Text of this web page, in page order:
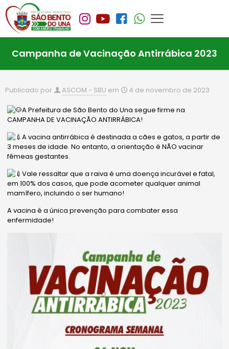
Campanha de Vacinação Antirrábica 2023
Publicado por ASCOM - SBU em 4 de novembro de 2023
A Prefeitura de São Bento do Una segue firme na
CAMPANHA DE VACINAÇÃO ANTIRRÁBICA!
A vacina antirrábica é destinada a cães e gatos, a partir de
3 meses de idade. No entanto, a orientação é NÃO vacinar
fêmeas gestantes.
Vale ressaltar que a raiva é uma doença incurável e fatal,
em 100% dos casos, que pode acometer qualquer animal
mamífero, incluindo o ser humano!
A vacina é a única prevenção para combater essa
enfermidade!